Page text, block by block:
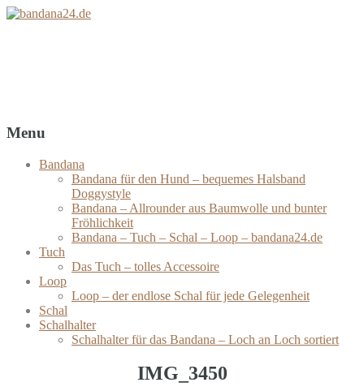
Menu
Bandana
Bandana für den Hund – bequemes Halsband
Doggystyle
Bandana – Allrounder aus Baumwolle und bunter
Fröhlichkeit
Bandana – Tuch – Schal – Loop – bandana24.de
Tuch
Das Tuch – tolles Accessoire
Loop
Loop – der endlose Schal für jede Gelegenheit
Schal
Schalhalter
Schalhalter für das Bandana – Loch an Loch sortiert
IMG_3450